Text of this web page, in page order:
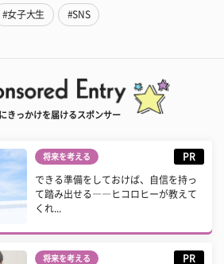
#女子大生 #SNS
きっかけを届けるスポンサー
将来を考える PR
できる準備をしておけば、自信を持っ
て踏み出せる――ヒコロヒーが教えて
くれ...
将来を考える PR